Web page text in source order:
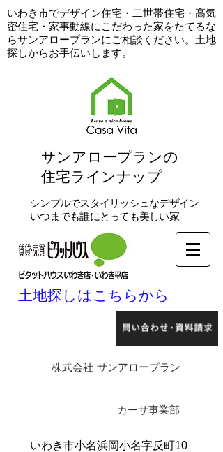
​いわき市でデザイン住宅・二世帯住宅・高気
密住宅・家事動線にこだわった家をたてるな
らサンアロープランにご相談ください。土地
探しからお手伝いします。
​サンアロープランの
住宅ラインナップ
シンプルでスタイリッシュなデザイン
いつまでも誰にとっても美しい家
土地探しはこちらから
株式会社 サンアロープラン
​カーサ事業部
​いわき市小名浜岡小名字反町10